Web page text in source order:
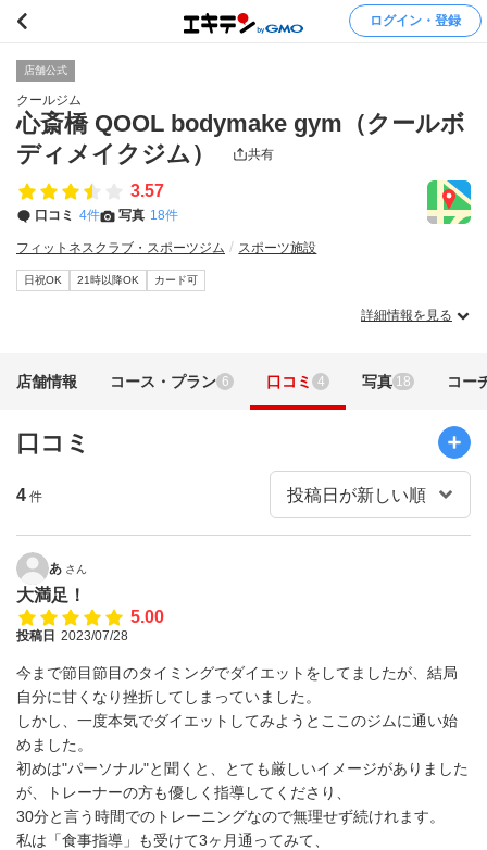
ログイン・登録
店舗公式
クールジム
心斎橋 QOOL bodymake gym（クールボ
ディメイクジム）
共有
3.57
口コミ 4件 写真 18件
フィットネスクラブ・スポーツジム スポーツ施設
日祝OK 21時以降OK カード可
詳細情報を見る
店舗情報 コース・プラン 6 口コミ 4 写真 18 コー
口コミ
4 件
あ さん
大満足！
5.00
投稿日 2023/07/28
今まで節目節目のタイミングでダイエットをしてましたが、結局
自分に甘くなり挫折してしまっていました。
しかし、一度本気でダイエットしてみようとここのジムに通い始
めました。
初めは"パーソナル"と聞くと、とても厳しいイメージがありました
が、トレーナーの方も優しく指導してくださり、
30分と言う時間でのトレーニングなので無理せず続けれます。
私は「食事指導」も受けて3ヶ月通ってみて、